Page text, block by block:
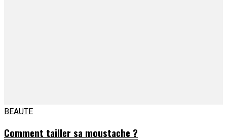
BEAUTE
Comment tailler sa moustache ?